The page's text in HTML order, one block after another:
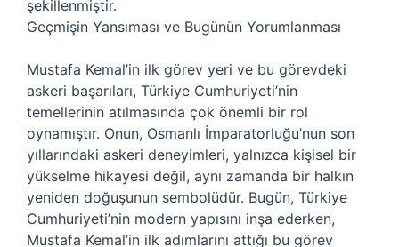
şekillenmiştir.
Geçmişin Yansıması ve Bugünün Yorumlanması
Mustafa Kemal’in ilk görev yeri ve bu görevdeki
askeri başarıları, Türkiye Cumhuriyeti’nin
temellerinin atılmasında çok önemli bir rol
oynamıştır. Onun, Osmanlı İmparatorluğu’nun son
yıllarındaki askeri deneyimleri, yalnızca kişisel bir
yükselme hikayesi değil, aynı zamanda bir halkın
yeniden doğuşunun sembolüdür. Bugün, Türkiye
Cumhuriyeti’nin modern yapısını inşa ederken,
Mustafa Kemal’in ilk adımlarını attığı bu görev